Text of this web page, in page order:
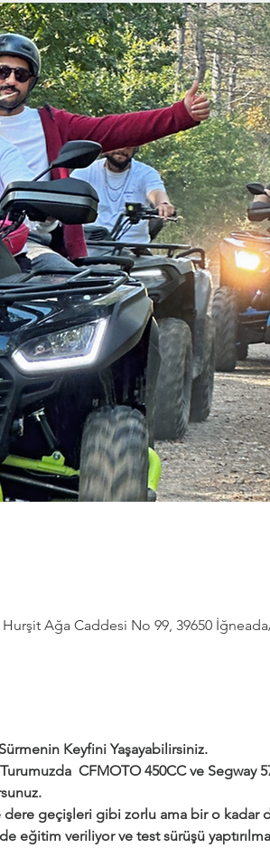
Ağa Caddesi No 99, 39650
Keyfini Yaşayabilirsiniz.
CFMOTO 450CC ve Segway
geçişleri gibi zorlu ama bir o kadar
eğitim veriliyor ve test sürüşü